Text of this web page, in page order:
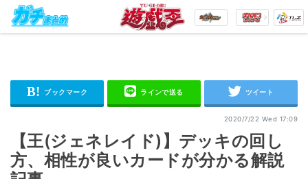
2020/7/22 Wed 17:09
【王(ジェネレイド)】デッキの回し
方、相性が良いカードが分かる解説